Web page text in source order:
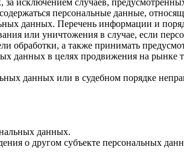
персональные данные,
данных. Перечень информации и
или уничтожения в случае, если
обработки, а также принимать
данных в целях продвижения на рынке
данных или в судебном порядке
данных.
о другом субъекте персональных